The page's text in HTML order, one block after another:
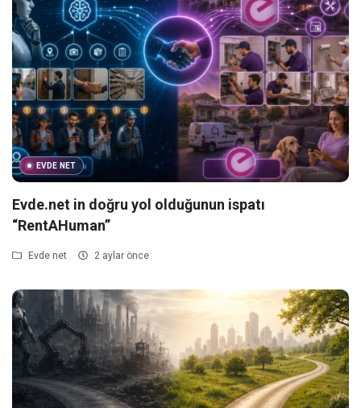
EVDE NET
Evde.net in doğru yol olduğunun ispatı
“RentAHuman”
Evde net 2 aylar önce